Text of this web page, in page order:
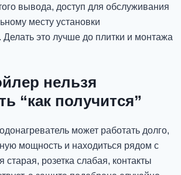
вывода, доступ для обслуживания
месту установки
Делать это лучше до плитки и монтажа
нельзя
“как получится”
может работать долго,
мощность и находиться рядом с
старая, розетка слабая, контакты